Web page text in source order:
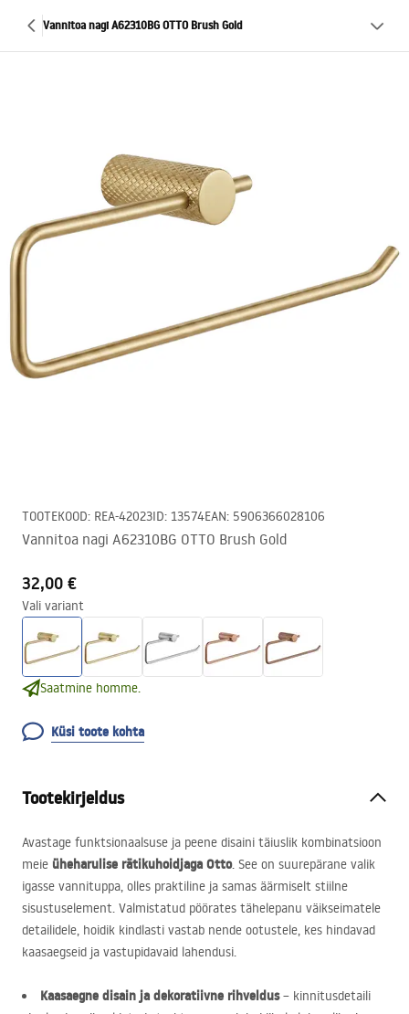
Vannitoa nagi A62310BG OTTO Brush Gold
TOOTEKOOD: REA-42023ID: 13574EAN: 5906366028106
Vannitoa nagi A62310BG OTTO Brush Gold
32,00 €
Vali variant
Saatmine homme.
Küsi toote kohta
Tootekirjeldus
Avastage funktsionaalsuse ja peene disaini täiuslik kombinatsioon
meie üheharulise rätikuhoidjaga Otto. See on suurepärane valik
igasse vannituppa, olles praktiline ja samas äärmiselt stiilne
sisustuselement. Valmistatud pöörates tähelepanu väikseimatele
detailidele, hoidik kindlasti vastab nende ootustele, kes hindavad
kaasaegseid ja vastupidavaid lahendusi.
Kaasaegne disain ja dekoratiivne rihveldus– kinnitusdetaili